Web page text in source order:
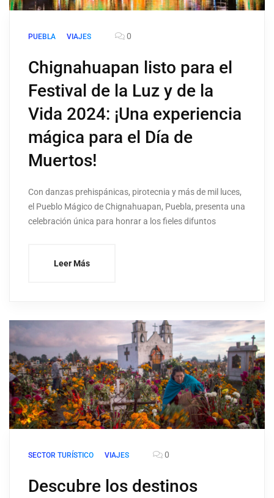
PUEBLA VIAJES 0
Chignahuapan listo para el
Festival de la Luz y de la
Vida 2024: ¡Una experiencia
mágica para el Día de
Muertos!
Con danzas prehispánicas, pirotecnia y más de mil luces,
el Pueblo Mágico de Chignahuapan, Puebla, presenta una
celebración única para honrar a los fieles difuntos
Leer Más
SECTOR TURÍSTICO VIAJES 0
Descubre los destinos